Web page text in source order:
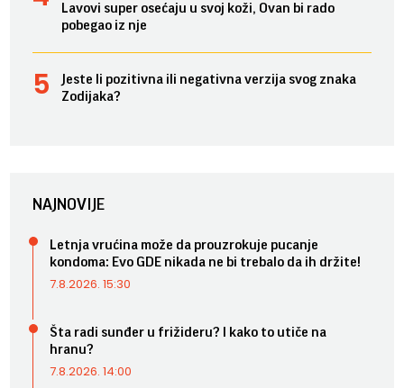
Lavovi super osećaju u svoj koži, Ovan bi rado
pobegao iz nje
Jeste li pozitivna ili negativna verzija svog znaka
Zodijaka?
NAJNOVIJE
Letnja vrućina može da prouzrokuje pucanje
kondoma: Evo GDE nikada ne bi trebalo da ih držite!
7.8.2026. 15:30
Šta radi sunđer u frižideru? I kako to utiče na
hranu?
7.8.2026. 14:00